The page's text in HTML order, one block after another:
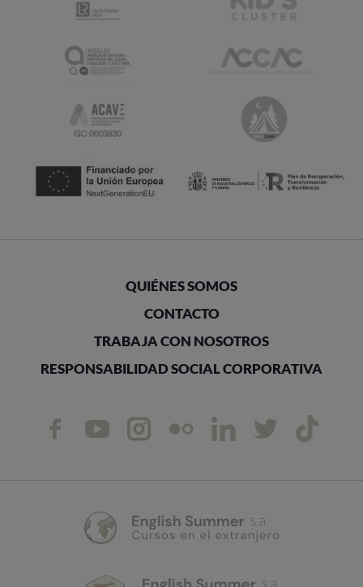
QUIÉNES SOMOS
CONTACTO
TRABAJA CON NOSOTROS
RESPONSABILIDAD SOCIAL CORPORATIVA